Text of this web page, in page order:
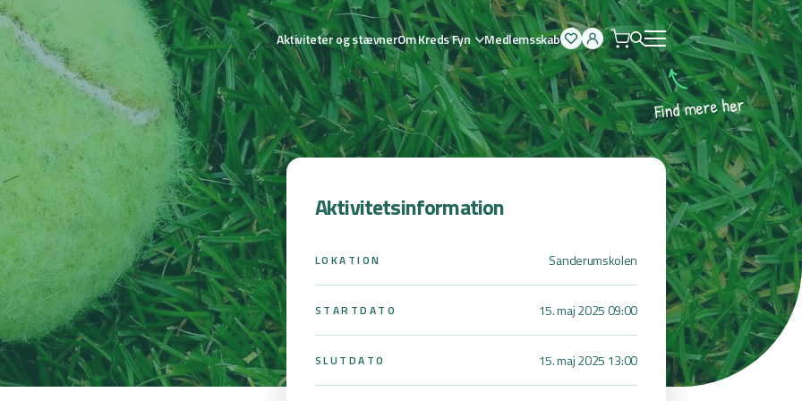
Aktiviteter og stævnerOm Kreds Fyn Medlemsskab
Åben
menu
Findmereher
Aktivitetsinformation
LOKATION Sanderumskolen
STARTDATO 15. maj 2025 09:00
SLUTDATO 15. maj 2025 13:00